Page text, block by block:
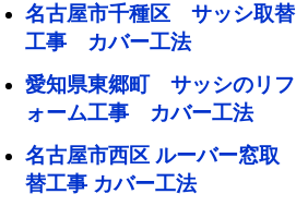
名古屋市千種区 サッシ取替
工事 カバー工法
愛知県東郷町 サッシのリフ
ォーム工事 カバー工法
名古屋市西区 ルーバー窓取
替工事 カバー工法